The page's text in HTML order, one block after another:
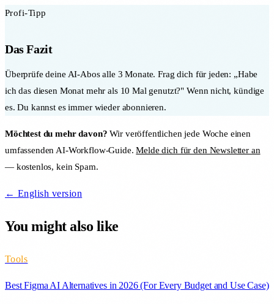
Profi-Tipp
Das Fazit
Überprüfe deine AI-Abos alle 3 Monate. Frag dich für jeden: „Habe
ich das diesen Monat mehr als 10 Mal genutzt?" Wenn nicht, kündige
es. Du kannst es immer wieder abonnieren.
Möchtest du mehr davon? Wir veröffentlichen jede Woche einen
umfassenden AI-Workflow-Guide.Melde dich für den Newsletter an
— kostenlos, kein Spam.
← English version
You might also like
Tools
Best Figma AI Alternatives in 2026 (For Every Budget and Use Case)